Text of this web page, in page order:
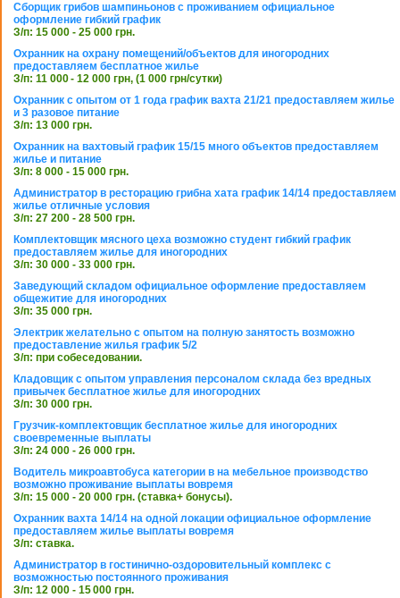
Сборщик грибов шампиньонов с проживанием официальное
оформление гибкий график
З/п: 15 000 - 25 000 грн.
Охранник на охрану помещений/объектов для иногородних
предоставляем бесплатное жилье
З/п: 11 000 - 12 000 грн, (1 000 грн/сутки)
Охранник с опытом от 1 года график вахта 21/21 предоставляем жилье
и 3 разовое питание
З/п: 13 000 грн.
Охранник на вахтовый график 15/15 много объектов предоставляем
жилье и питание
З/п: 8 000 - 15 000 грн.
Администратор в ресторацию грибна хата график 14/14 предоставляем
жилье отличные условия
З/п: 27 200 - 28 500 грн.
Комплектовщик мясного цеха возможно студент гибкий график
предоставляем жилье для иногородних
З/п: 30 000 - 33 000 грн.
Заведующий складом официальное оформление предоставляем
общежитие для иногородних
З/п: 35 000 грн.
Электрик желательно с опытом на полную занятость возможно
предоставление жилья график 5/2
З/п: при собеседовании.
Кладовщик с опытом управления персоналом склада без вредных
привычек бесплатное жилье для иногородних
З/п: 30 000 грн.
Грузчик-комплектовщик бесплатное жилье для иногородних
своевременные выплаты
З/п: 24 000 - 26 000 грн.
Водитель микроавтобуса категории в на мебельное производство
возможно проживание выплаты вовремя
З/п: 15 000 - 20 000 грн. (ставка+ бонусы).
Охранник вахта 14/14 на одной локации официальное оформление
предоставляем жилье выплаты вовремя
З/п: ставка.
Администратор в гостинично-оздоровительный комплекс с
возможностью постоянного проживания
З/п: 12 000 - 15 000 грн.